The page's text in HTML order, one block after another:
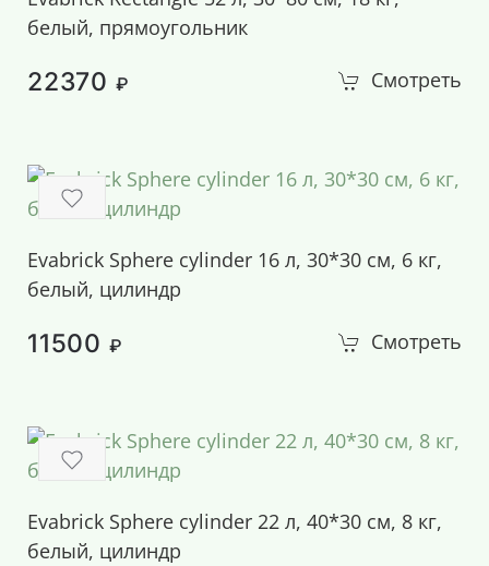
белый, прямоугольник
22370 ₽ Смотреть
Evabrick Sphere cylinder 16 л, 30*30 см, 6 кг,
белый, цилиндр
11500 ₽ Смотреть
Evabrick Sphere cylinder 22 л, 40*30 см, 8 кг,
белый, цилиндр